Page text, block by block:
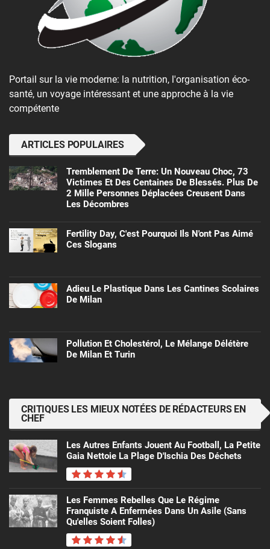
Portail sur la vie moderne: la nutrition, l'organisation éco-
santé, un voyage intéressant et une approche à la vie
compétente
ARTICLES POPULAIRES
Tremblement De Terre: Un Nouveau Choc, 73
Victimes Et Des Centaines De Blessés. Plus De
2 Mille Personnes Déplacées Creusent Dans
Les Décombres
Fertility Day, C'est Pourquoi Ils N'ont Pas Aimé
Ces Slogans
Adieu Le Plastique Dans Les Cantines Scolaires
De Milan
Pollution Et Cholestérol, Le Mélange Délétère
De Milan Et Turin
CRITIQUES LES MIEUX NOTÉES DE RÉDACTEURS EN
CHEF
Les Autres Enfants Jouent Au Football, La Petite
Gaia Nettoie La Plage D'Ischia Des Déchets
Les Femmes Rebelles Que Le Régime
Franquiste A Enfermées Dans Un Asile (sans
Qu'elles Soient Folles)